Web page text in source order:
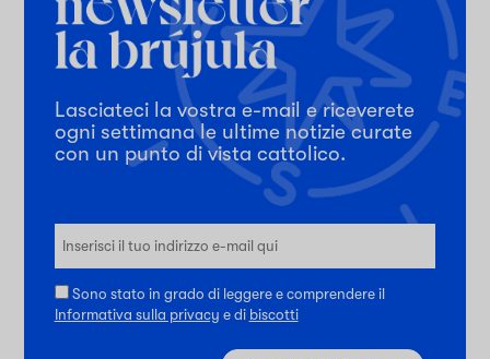
Lasciateci la vostra e-mail e riceverete
ogni settimana le ultime notizie curate
con un punto di vista cattolico.
Sono stato in grado di leggere e comprendere il
Informativa sulla privacy e di biscotti